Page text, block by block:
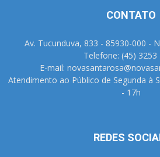
CONTATO
Av. Tucunduva, 833 - 85930-000 -
Telefone: (45) 3253
E-mail:
Atendimento ao Público de Segunda à
- 17h
REDES